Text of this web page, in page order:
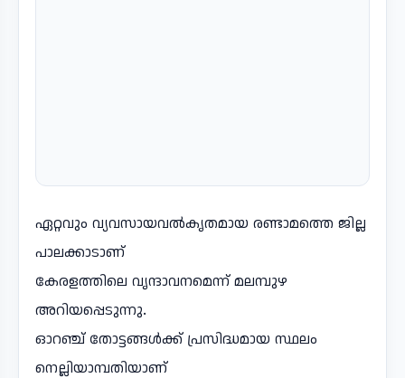
ഏറ്റവും വ്യവസായവൽകൃതമായ രണ്ടാമത്തെ ജില്ല
പാലക്കാടാണ്
കേരളത്തിലെ വൃന്ദാവനമെന്ന് മലമ്പുഴ
അറിയപ്പെടുന്നു.
ഓറഞ്ച് തോട്ടങ്ങൾക്ക് പ്രസിദ്ധമായ സ്ഥലം
നെല്ലിയാമ്പതിയാണ്